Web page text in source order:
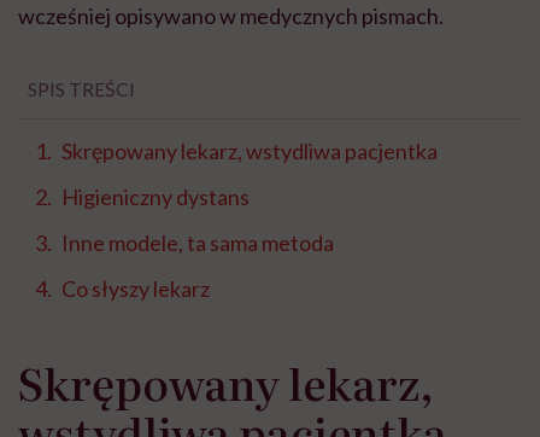
wcześniej opisywano w medycznych pismach.
SPIS TREŚCI
Skrępowany lekarz, wstydliwa pacjentka
Higieniczny dystans
Inne modele, ta sama metoda
Co słyszy lekarz
Skrępowany lekarz,